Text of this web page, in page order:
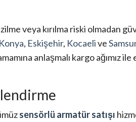
veya kırılma riski olmadan
Konya, Eskişehir, Kocaelive
anlaşmalı kargo ağımız ile
sensörlü armatür satışı